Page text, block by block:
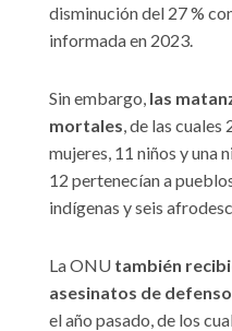
disminución del 27 %
informada en 2023.
Sin embargo, las
mortales, de las cuales
mujeres, 11 niños y una
12 pertenecían a
indígenas y seis
La ONU también
asesinatos de
el año pasado, de los